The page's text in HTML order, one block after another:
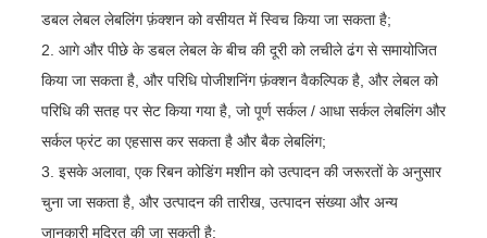
डबल लेबल लेबलिंग फ़ंक्शन को वसीयत में स्विच किया जा सकता है;
2. आगे और पीछे के डबल लेबल के बीच की दूरी को लचीले ढंग से समायोजित
किया जा सकता है, और परिधि पोजीशनिंग फ़ंक्शन वैकल्पिक है, और लेबल को
परिधि की सतह पर सेट किया गया है, जो पूर्ण सर्कल / आधा सर्कल लेबलिंग और
सर्कल फ्रंट का एहसास कर सकता है और बैक लेबलिंग;
3. इसके अलावा, एक रिबन कोडिंग मशीन को उत्पादन की जरूरतों के अनुसार
चुना जा सकता है, और उत्पादन की तारीख, उत्पादन संख्या और अन्य
जानकारी मुद्रित की जा सकती है;